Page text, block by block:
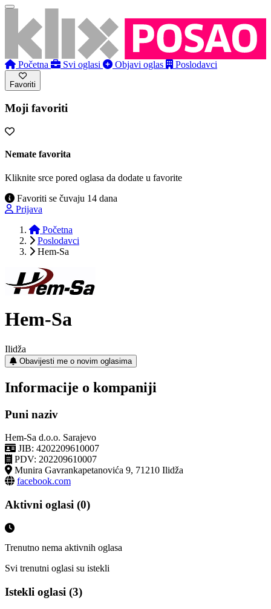
Početna Svi oglasi Objavi oglas Poslodavci
Favoriti
Moji favoriti
Nemate favorita
Kliknite srce pored oglasa da dodate u favorite
Favoriti se čuvaju 14 dana
Prijava
Početna
Poslodavci
Hem-Sa
Hem-Sa
Ilidža
Obavijesti me o novim oglasima
Informacije o kompaniji
Puni naziv
Hem-Sa d.o.o. Sarajevo
JIB: 4202209610007
PDV: 202209610007
Munira Gavrankapetanovića 9, 71210 Ilidža
facebook.com
Aktivni oglasi (0)
Trenutno nema aktivnih oglasa
Svi trenutni oglasi su istekli
Istekli oglasi (3)